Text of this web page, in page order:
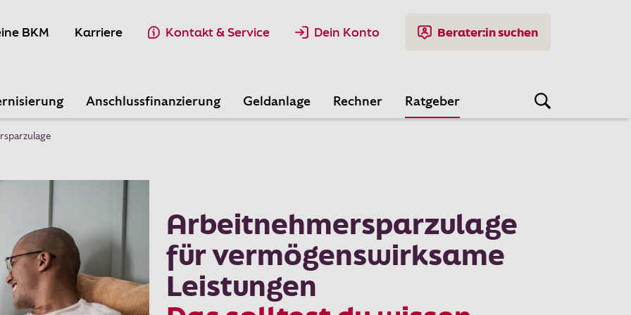
BKM Karriere Kontakt & Service Dein Konto Berater:in suchen
Anschlussfinanzierung Geldanlage Rechner Ratgeber
Arbeitnehmersparzulage
für vermögenswirksame
Leistungen